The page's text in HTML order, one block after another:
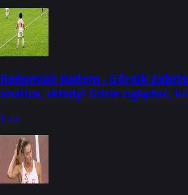
Radomiak Radom - Górnik
analiza, składy! Gdzie oglądać,
8 sie